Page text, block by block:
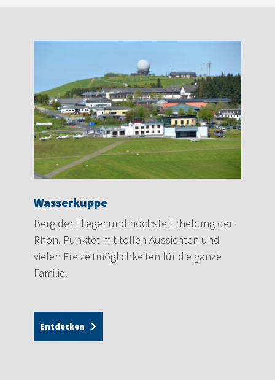
Wasserkuppe
Berg der Flieger und höchste Erhebung der
Rhön. Punktet mit tollen Aussichten und
vielen Freizeitmöglichkeiten für die ganze
Familie.
Entdecken